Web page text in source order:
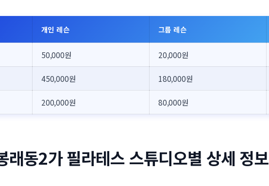
개인 레슨 그룹 레슨
50,000원 20,000원
450,000원 180,000원
200,000원 80,000원
래동2가 필라테스 스튜디오별 상세 정보